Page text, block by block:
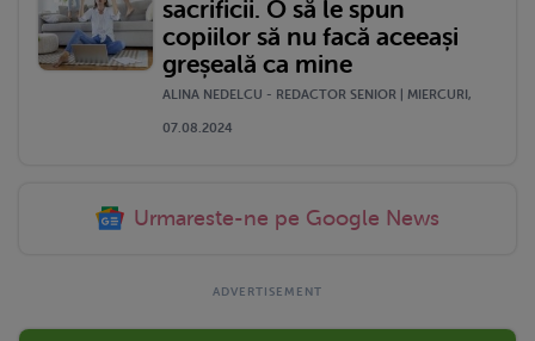
sacrificii. O să le spun
copiilor să nu facă aceeași
greșeală ca mine
ALINA NEDELCU - REDACTOR SENIOR | MIERCURI,
07.08.2024
Urmareste-ne pe Google News